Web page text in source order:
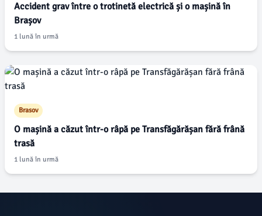
Accident grav între o trotinetă electrică și o mașină în
Brașov
1 lună în urmă
Brasov
O mașină a căzut într-o râpă pe Transfăgărășan fără frână
trasă
1 lună în urmă